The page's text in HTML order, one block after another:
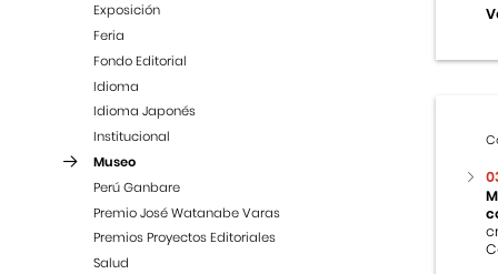
Exposición
Feria
Fondo Editorial
Idioma
Idioma Japonés
Institucional
Museo
Perú Ganbare
Premio José Watanabe Varas
Premios Proyectos Editoriales
Salud